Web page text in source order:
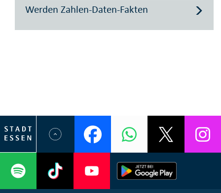
Werden Zahlen-Daten-Fakten